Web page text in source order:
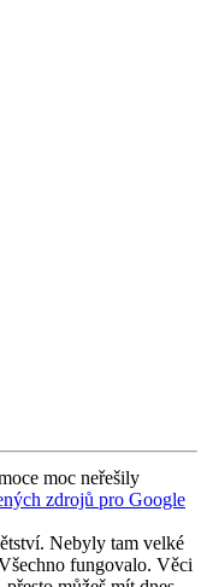
moc neřešily
zdrojů pro Google
Nebyly tam velké
fungovalo. Věci